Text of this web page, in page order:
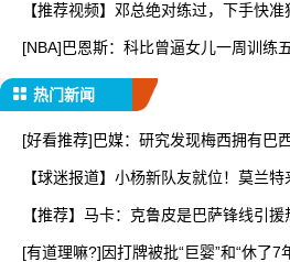
【推荐视频】邓总绝对练过，下手快
[NBA]巴恩斯：科比曾逼女儿一周训练
热门新闻
[好看推荐]巴媒：研究发现梅西拥有巴
【球迷报道】小杨新队友就位！莫兰
【推荐】马卡：克鲁皮是巴萨锋线引援
[有道理嘛?]因打牌被批“巨婴”和“休了7